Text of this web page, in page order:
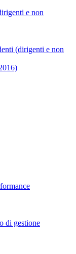
e non
(dirigenti e non
di gestione